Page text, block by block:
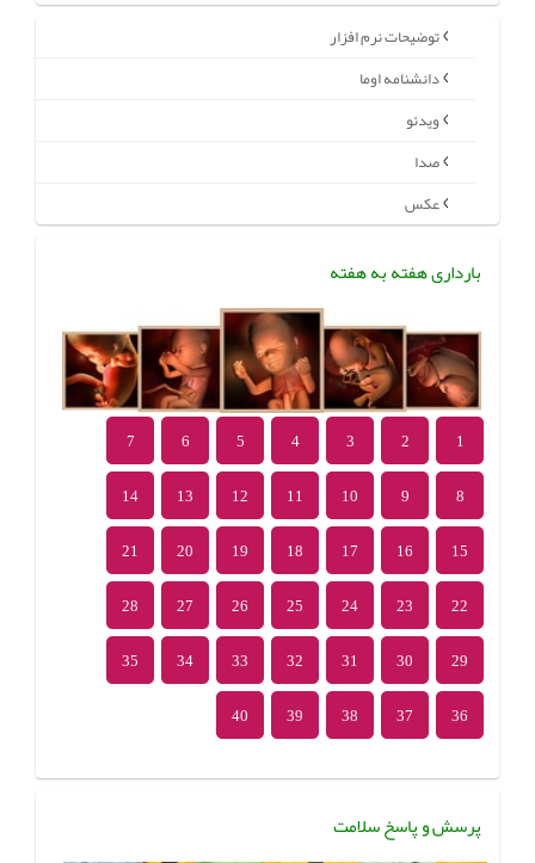
توضیحات نرم افزار
دانشنامه اوما
ویدئو
صدا
عکس
بارداری هفته به هفته
1
2
3
4
5
6
7
8
9
10
11
12
13
14
15
16
17
18
19
20
21
22
23
24
25
26
27
28
29
30
31
32
33
34
35
36
37
38
39
40
پرسش و پاسخ سلامت